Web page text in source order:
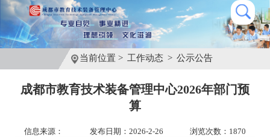
当前位置 > 工作动态 > 公示公告
成都市教育技术装备管理中心2026年部门预
算
信息来源： 发布日期：2026-2-26 浏览次数：1870